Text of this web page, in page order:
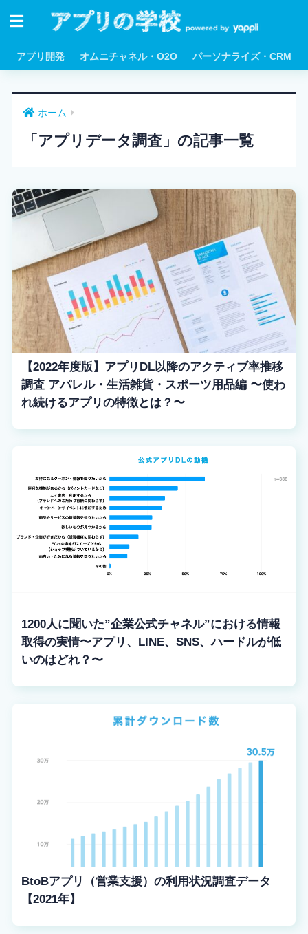
アプリ開発 オムニチャネル・O2O パーソナライズ・CRM
ホーム
「アプリデータ調査」の記事一覧
【2022年度版】アプリDL以降のアクティブ率推移
調査 アパレル・生活雑貨・スポーツ用品編 〜使わ
れ続けるアプリの特徴とは？〜
1200人に聞いた”企業公式チャネル”における情報
取得の実情〜アプリ、LINE、SNS、ハードルが低
いのはどれ？〜
BtoBアプリ（営業支援）の利用状況調査データ
【2021年】